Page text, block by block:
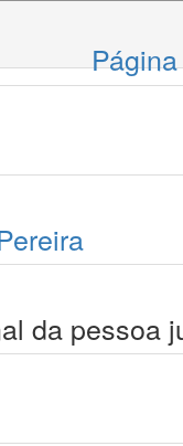
da pessoa